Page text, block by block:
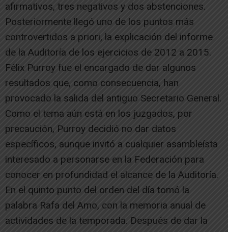
afirmativos, tres negativos y dos abstenciones.
Posteriormente llegó uno de los puntos más
controvertidos a priori, la explicación del informe
de la Auditoría de los ejercicios de 2012 a 2015.
Félix Purroy fue el encargado de dar algunos
resultados que, como consecuencia, han
provocado la salida del antiguo Secretario General.
Como el tema aún está en los juzgados, por
precaución, Purroy decidió no dar datos
específicos, aunque invitó a cualquier asambleísta
interesado a personarse en la Federación para
conocer en profundidad el alcance de la Auditoría.
En el quinto punto del orden del día tomó la
palabra Rafa del Amo, con la memoria anual de
actividades de la temporada. Después de dar la